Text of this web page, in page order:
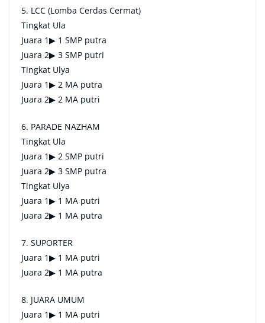
5. LCC (Lomba Cerdas Cermat)
Tingkat Ula
Juara 1▶ 1 SMP putra
Juara 2▶ 3 SMP putri
Tingkat Ulya
Juara 1▶ 2 MA putra
Juara 2▶ 2 MA putri
6. PARADE NAZHAM
Tingkat Ula
Juara 1▶ 2 SMP putri
Juara 2▶ 3 SMP putra
Tingkat Ulya
Juara 1▶ 1 MA putri
Juara 2▶ 1 MA putra
7. SUPORTER
Juara 1▶ 1 MA putri
Juara 2▶ 1 MA putra
8. JUARA UMUM
Juara 1▶ 1 MA putri